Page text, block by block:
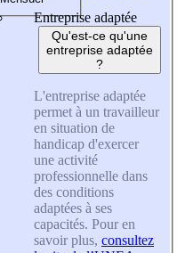
Entreprise adaptée
Qu'est-ce qu'une
entreprise adaptée
?
L'entreprise adaptée
permet à un travailleur
en situation de
handicap d'exercer
une activité
professionnelle dans
des conditions
adaptées à ses
capacités. Pour en
savoir plus, consultez